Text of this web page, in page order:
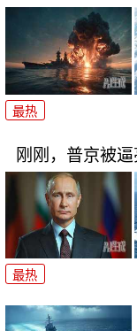
最热
刚刚，普京被
最热